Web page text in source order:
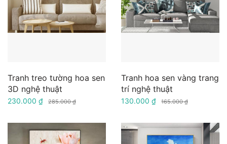
Tranh treo tường hoa sen
3D nghệ thuật
230.000 ₫ 285.000 ₫
Tranh hoa sen vàng trang
trí nghệ thuật
130.000 ₫ 165.000 ₫